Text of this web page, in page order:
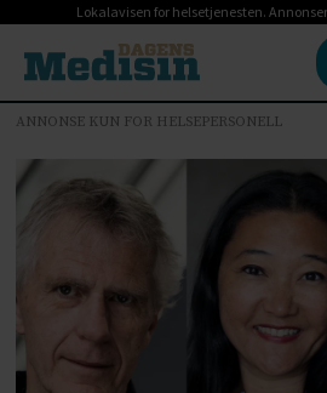
Lokalavisen for helsetjenesten.
ANNONSE KUN FOR HELSEPERSONELL